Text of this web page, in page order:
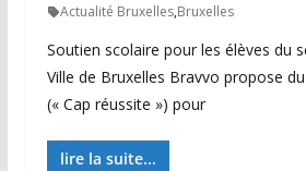
Actualité Bruxelles,Bruxelles
Soutien scolaire pour les élèves du
Ville de Bruxelles Bravvo propose
(« Cap réussite ») pour
lire la suite...